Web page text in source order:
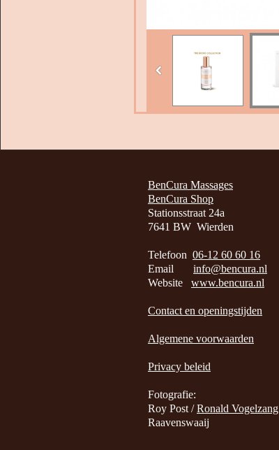
BenCura Massages
BenCura Shop
Stationsstraat 24a
7641 BW Wierden
Telefoon 06-12 60 60 16
Email info@bencura.nl
Website www.bencura.nl
Contact en openingstijden
Algemene voorwaarden
Privacy beleid
Fotografie:
Roy Post /Ronald Vogelzang
Raavenswaaij